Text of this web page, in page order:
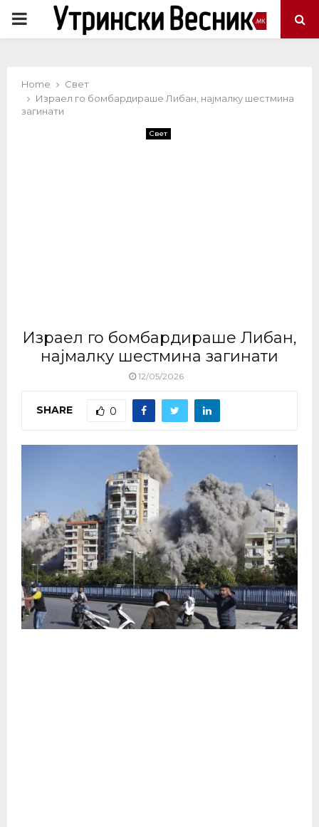
PRIMARY
Home
Свет
Израел го бомбардираше Либан, најмалку шестмина
загинати
Свет
Израел го бомбардираше Либан,
најмалку шестмина загинати
12/05/2026
SHARE 0